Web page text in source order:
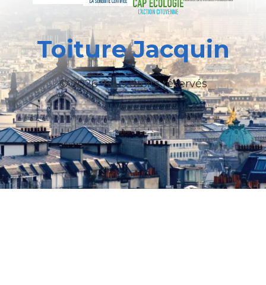
Toiture Jacquin
© 2026 Tous droits réservés